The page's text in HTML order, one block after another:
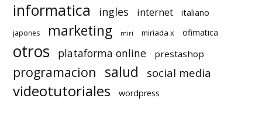
informatica ingles internet italiano
japones marketing miri miriada x ofimatica
otros plataforma online prestashop
programacion salud social media
videotutoriales wordpress